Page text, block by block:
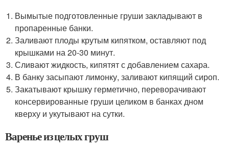
Вымытые подготовленные груши закладывают в
пропаренные банки.
Заливают плоды крутым кипятком, оставляют под
крышками на 20-30 минут.
Сливают жидкость, кипятят с добавлением сахара.
В банку засыпают лимонку, заливают кипящий сироп.
Закатывают крышку герметично, переворачивают
консервированные груши целиком в банках дном
кверху и укутывают на сутки.
Варенье из целых груш